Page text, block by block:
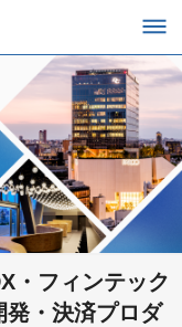
・フィンテック
発・決済プロダ